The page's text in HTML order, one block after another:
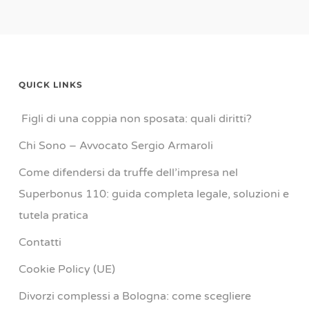
QUICK LINKS
Figli di una coppia non sposata: quali diritti?
Chi Sono – Avvocato Sergio Armaroli
Come difendersi da truffe dell’impresa nel
Superbonus 110: guida completa legale, soluzioni e
tutela pratica
Contatti
Cookie Policy (UE)
Divorzi complessi a Bologna: come scegliere